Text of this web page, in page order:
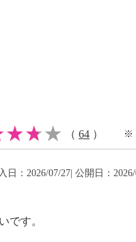
パレート、キープといった
ングラスティングなまつ
ロウ、ポリビニルアルコ
（アーモンド油、ポリステ
（ 64 ） ※
日：2026/07/27| 公開日：2026/
です。